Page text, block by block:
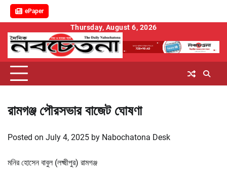
ePaper
content
Thursday, August 6, 2026
রামগঞ্জ পৌরসভার বাজেট ঘোষণা
Posted on July 4, 2025 by Nabochatona Desk
মনির হোসেন বাবুল (লক্ষ্মীপুর) রামগঞ্জ